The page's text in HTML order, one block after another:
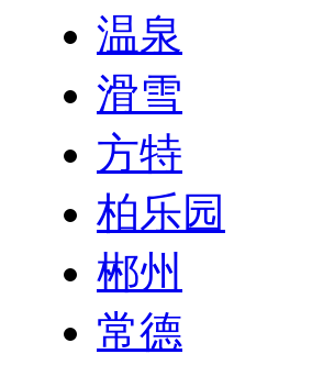
温泉
滑雪
方特
柏乐园
郴州
常德